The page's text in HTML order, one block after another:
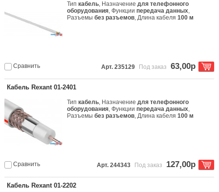
Типкабель, Назначениедля телефонного
оборудования, Функциипередача данных,
Разъемыбез разъемов, Длина кабеля100 м
Сравнить Арт. 235129 Под заказ 63,00р
Кабель Rexant 01-2401
Типкабель, Назначениедля телефонного
оборудования, Функциипередача данных,
Разъемыбез разъемов, Длина кабеля100 м
Сравнить Арт. 244343 Под заказ 127,00р
Кабель Rexant 01-2202